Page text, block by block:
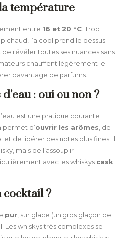
température
entre 16 et 20 °C . Trop
chaud, l’alcool prend le dessus.
révéler toutes ses nuances sans
chauffent légèrement le
davantage de parfums.
: oui ou non ?
est une pratique courante
permet d’ouvrir les arômes , de
et de libérer des notes plus fines. Il
mais de l’assouplir
avec les whiskys cask
cocktail ?
pur , sur glace (un gros glaçon de
. Les whiskys très complexes se